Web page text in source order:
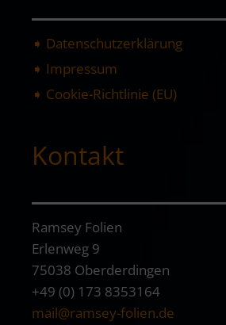
➧ Datenschutzerklärung
➧ Impressum
➧ Cookie-Richtlinie (EU)
Kontakt
Ramsey Folien
Erlenweg 9
75038 Oberderdingen
+49 (0) 173 8353164
mail@ramsey-folien.de